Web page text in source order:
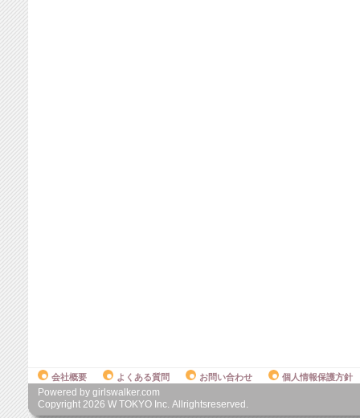
会社概要 よくある質問 お問い合わせ 個人情報保護方針
Powered by girlswalker.com
Copyright 2026 W TOKYO Inc. Allrightsreserved.